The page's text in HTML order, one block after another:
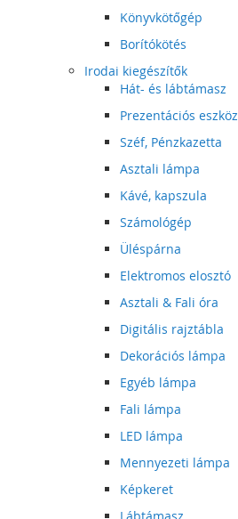
Könyvkötőgép
Borítókötés
Irodai kiegészítők
Hát- és lábtámasz
Prezentációs eszköz
Széf, Pénzkazetta
Asztali lámpa
Kávé, kapszula
Számológép
Üléspárna
Elektromos elosztó
Asztali & Fali óra
Digitális rajztábla
Dekorációs lámpa
Egyéb lámpa
Fali lámpa
LED lámpa
Mennyezeti lámpa
Képkeret